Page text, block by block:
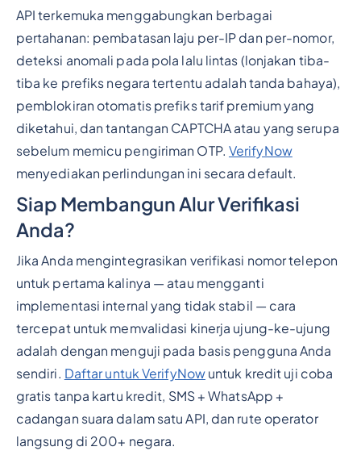
API terkemuka menggabungkan berbagai
pertahanan: pembatasan laju per-IP dan per-nomor,
deteksi anomali pada pola lalu lintas (lonjakan tiba-
tiba ke prefiks negara tertentu adalah tanda bahaya),
pemblokiran otomatis prefiks tarif premium yang
diketahui, dan tantangan CAPTCHA atau yang serupa
sebelum memicu pengiriman OTP. VerifyNow
menyediakan perlindungan ini secara default.
Siap Membangun Alur Verifikasi
Anda?
Jika Anda mengintegrasikan verifikasi nomor telepon
untuk pertama kalinya — atau mengganti
implementasi internal yang tidak stabil — cara
tercepat untuk memvalidasi kinerja ujung-ke-ujung
adalah dengan menguji pada basis pengguna Anda
sendiri. Daftar untuk VerifyNowuntuk kredit uji coba
gratis tanpa kartu kredit, SMS + WhatsApp +
cadangan suara dalam satu API, dan rute operator
langsung di 200+ negara.